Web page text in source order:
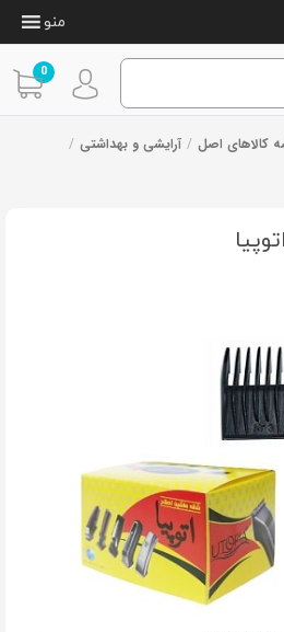
0
منو
کالاهای اصل / آرایشی و بهداشتی /